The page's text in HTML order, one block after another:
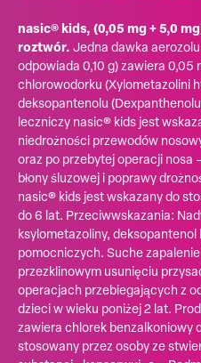
nasic® kids, (0,05 mg + 5,0
roztwór. Jedna dawka
odpowiada 0,10 g) zawiera 0,05
chlorowodorku (Xylometazolini
deksopantenolu
leczniczy nasic® kids jest
niedrożności przewodów
oraz po przebytej operacji nosa
błony śluzowej i poprawy
nasic® kids jest wskazany do
do 6 lat. Przeciwwskazania:
ksylometazoliny,
pomocniczych. Suche
przezklinowym usunięciu
operacjach przebiegających z
dzieci w wieku poniżej 2 lat.
zawiera chlorek benzalkoniowy
stosowany przez osoby ze